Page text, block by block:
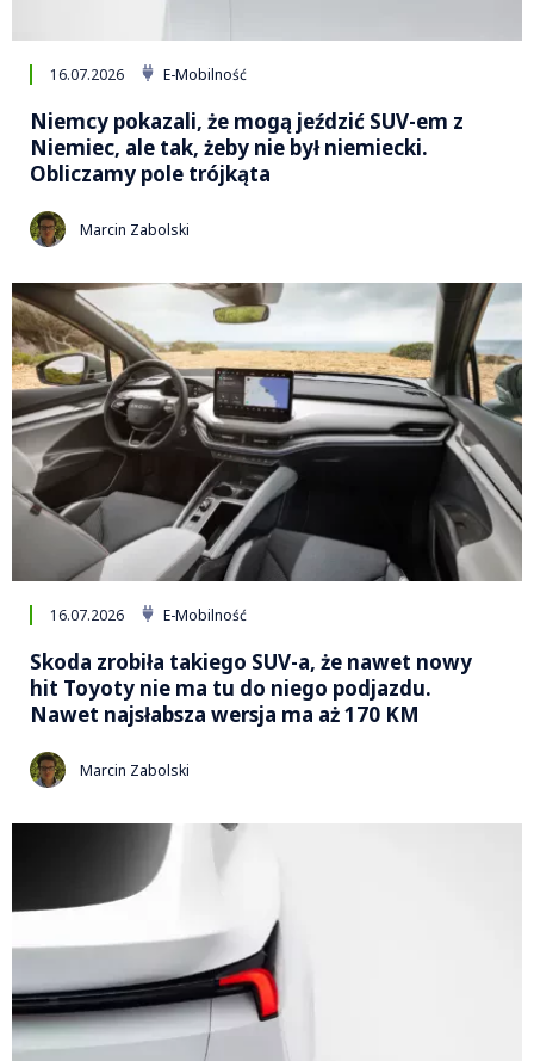
16.07.2026 E-Mobilność
Niemcy pokazali, że mogą jeździć SUV-em z
Niemiec, ale tak, żeby nie był niemiecki.
Obliczamy pole trójkąta
Marcin Zabolski
16.07.2026 E-Mobilność
Skoda zrobiła takiego SUV-a, że nawet nowy
hit Toyoty nie ma tu do niego podjazdu.
Nawet najsłabsza wersja ma aż 170 KM
Marcin Zabolski